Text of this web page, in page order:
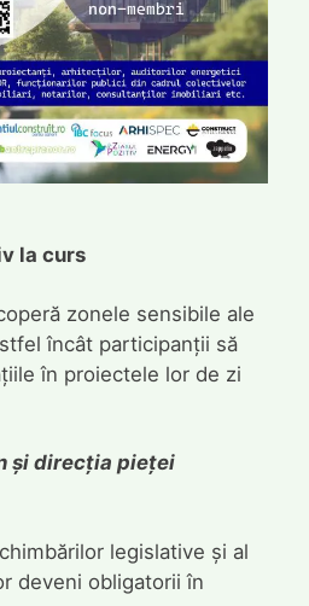
la curs
zonele sensibile ale
încât participanții să
în proiectele lor de zi
și direcția pieței
legislative și al
deveni obligatorii în